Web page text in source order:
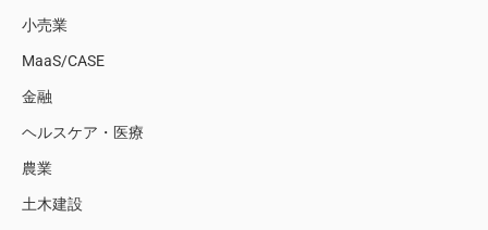
小売業
MaaS/CASE
金融
ヘルスケア・医療
農業
土木建設